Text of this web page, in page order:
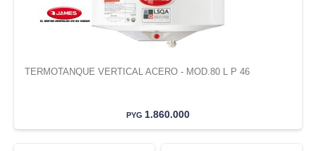
TERMOTANQUE VERTICAL ACERO - MOD.80 L P 46
PYG 1.860.000